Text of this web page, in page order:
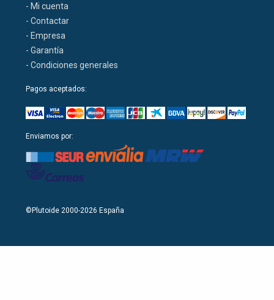
- Mi cuenta
- Contactar
- Empresa
- Garantía
- Condiciones generales
Pagos aceptados:
Enviamos por:
©Plutoide 2000-2026 España